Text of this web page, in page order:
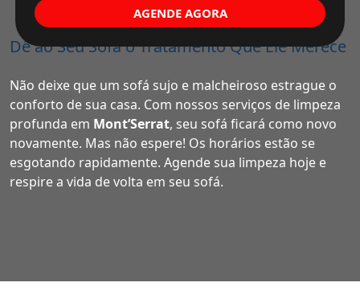
Dê ao Seu Sofá o Tratamento Que Ele Merece
Não deixe que um sofá sujo e malcheiroso estrague o
conforto de sua casa. Com nossos serviços de limpeza
profunda em Mont’Serrat, seu sofá ficará como novo
novamente. Mas não espere! Os horários estão se
esgotando rapidamente. Agende sua limpeza hoje e
respire a vida de volta em seu sofá.
AGENDE AGORA